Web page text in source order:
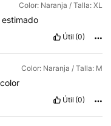
Color: Naranja / Talla: XL
estimado
Útil (0)
Color: Naranja / Talla: M
color
Útil (0)